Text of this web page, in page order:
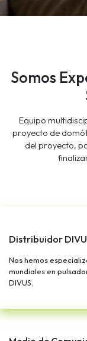
Somos
Equipo
proyecto de
del proyecto,
Distribuidor
Nos hemos
mundiales en
DIVUS.